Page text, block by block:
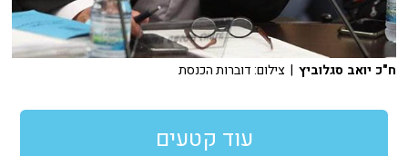
ח"כ יואב סגלוביץ | צילום: דוברות הכנסת
עוד קטעים